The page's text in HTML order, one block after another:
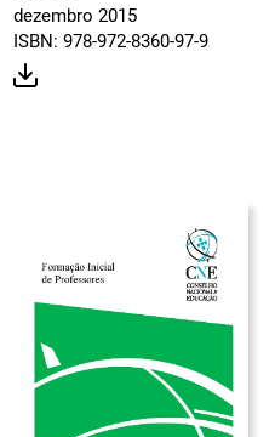
dezembro 2015
ISBN: 978-972-8360-97-9